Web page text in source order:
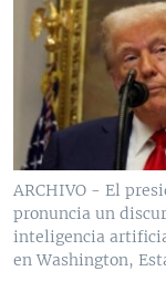
VENEZUELA
BRASIL
NICARAGUA
ECONOMÍA
TECNOLOGÍA
DEPORTES
MULTIMEDIA
VIDEOS
FOTOGRAFÍA
AUDIOS
PROGRAMAS TV
EL MUNDO AL DÍA
FORO
LAS CLAVES
PANORAMA
RADIO
AVANCE
BUENOS DÍAS
ESTADOS
DIRECT
Learning English
ARCHIVO - El
pronuncia un
inteligencia
en Washington,